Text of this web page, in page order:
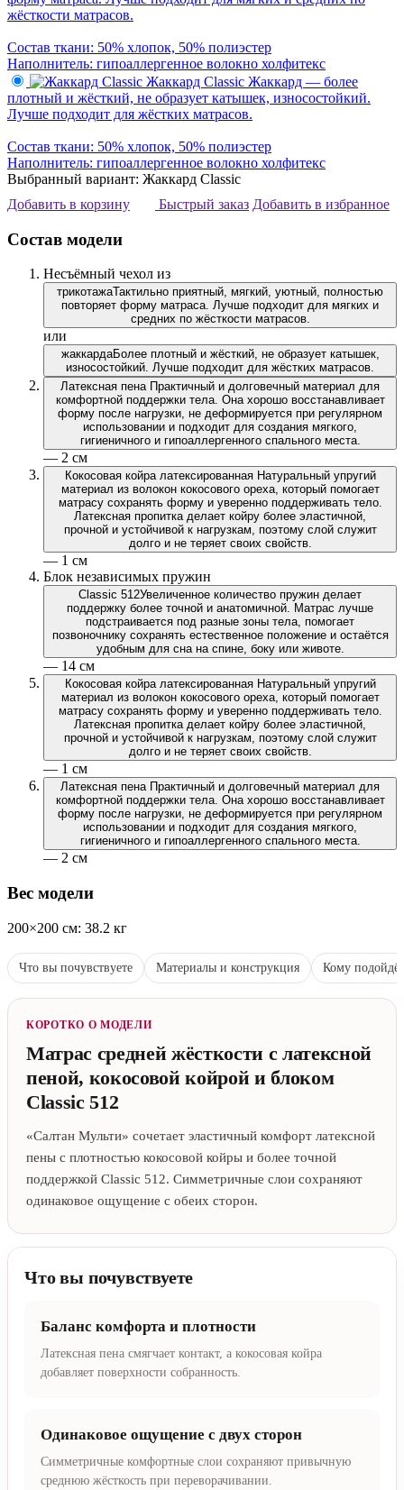
жёсткости матрасов.
Состав ткани: 50% хлопок, 50% полиэстер
Наполнитель: гипоаллергенное волокно холфитекс
Жаккард Classic Жаккард — более
плотный и жёсткий, не образует катышек, износостойкий.
Лучше подходит для жёстких матрасов.
Состав ткани: 50% хлопок, 50% полиэстер
Наполнитель: гипоаллергенное волокно холфитекс
Выбранный вариант: Жаккард Classic
Добавить в корзину
Быстрый заказ Добавить в избранное
Состав модели
Несъёмный чехол из
трикотажаТактильно приятный, мягкий, уютный, полностью
повторяет форму матраса. Лучше подходит для мягких и
средних по жёсткости матрасов.
или
жаккардаБолее плотный и жёсткий, не образует катышек,
износостойкий. Лучше подходит для жёстких матрасов.
Латексная пенаПрактичный и долговечный материал для
комфортной поддержки тела. Она хорошо восстанавливает
форму после нагрузки, не деформируется при регулярном
использовании и подходит для создания мягкого,
гигиеничного и гипоаллергенного спального места.
— 2 см
Кокосовая койра латексированнаяНатуральный упругий
материал из волокон кокосового ореха, который помогает
матрасу сохранять форму и уверенно поддерживать тело.
Латексная пропитка делает койру более эластичной,
прочной и устойчивой к нагрузкам, поэтому слой служит
долго и не теряет своих свойств.
— 1 см
Блок независимых пружин
Classic 512Увеличенное количество пружин делает
поддержку более точной и анатомичной. Матрас лучше
подстраивается под разные зоны тела, помогает
позвоночнику сохранять естественное положение и остаётся
удобным для сна на спине, боку или животе.
— 14 см
Кокосовая койра латексированнаяНатуральный упругий
материал из волокон кокосового ореха, который помогает
матрасу сохранять форму и уверенно поддерживать тело.
Латексная пропитка делает койру более эластичной,
прочной и устойчивой к нагрузкам, поэтому слой служит
долго и не теряет своих свойств.
— 1 см
Латексная пенаПрактичный и долговечный материал для
комфортной поддержки тела. Она хорошо восстанавливает
форму после нагрузки, не деформируется при регулярном
использовании и подходит для создания мягкого,
гигиеничного и гипоаллергенного спального места.
— 2 см
Вес модели
200×200 см: 38.2 кг
Что вы почувствуете Материалы и конструкция Кому подойдёт
КОРОТКО О МОДЕЛИ
Матрас средней жёсткости с латексной
пеной, кокосовой койрой и блоком
Classic 512
«Салтан Мульти» сочетает эластичный комфорт латексной
пены с плотностью кокосовой койры и более точной
поддержкой Classic 512. Симметричные слои сохраняют
одинаковое ощущение с обеих сторон.
Что вы почувствуете
Баланс комфорта и плотности
Латексная пена смягчает контакт, а кокосовая койра
добавляет поверхности собранность.
Одинаковое ощущение с двух сторон
Симметричные комфортные слои сохраняют привычную
среднюю жёсткость при переворачивании.